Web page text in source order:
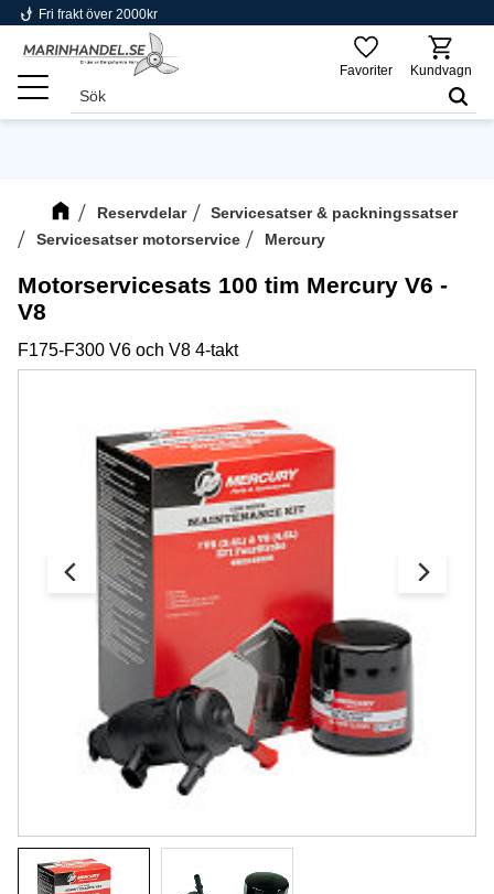
Meny
phishing Fri frakt över 2000kr
Favoriter Kundvagn
Reservdelar
Servicesatser & packningssatser
Servicesatser motorservice
Mercury
Motorservicesats 100 tim Mercury V6 -
V8
F175-F300 V6 och V8 4-takt